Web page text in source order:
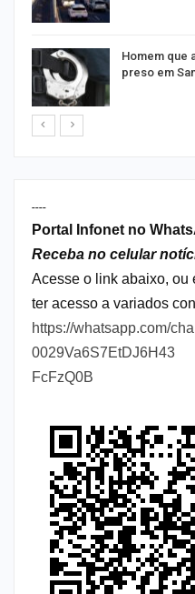
Homem que
preso em
----
Portal Infonet no
Receba no celular
Acesse o link abaixo, ou
ter acesso a variados
https://whatsapp.com/
0029Va6S7EtDJ6H43
FcFzQ0B